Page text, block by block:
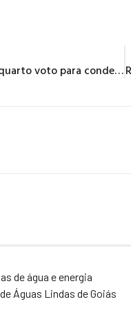
Flávio Dino dá quarto voto para condenar Carla Zambelli por perseguição armada